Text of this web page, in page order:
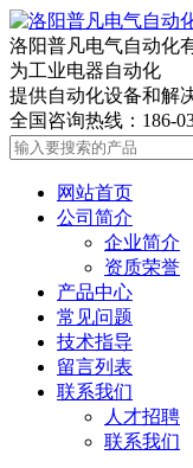
洛阳普凡电气自动化
为工业电器自动化
提供自动化设备和解
全国咨询热线： 186-
网站首页
公司简介
企业简介
资质荣誉
产品中心
常见问题
技术指导
留言列表
联系我们
人才招聘
联系我们